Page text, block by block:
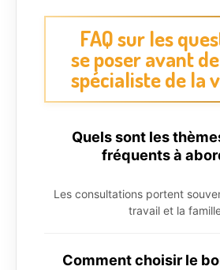
FAQ sur les
se poser avant
spécialiste de la
Quels sont les
fréquents à
Les consultations portent
travail et la
Comment choisir le